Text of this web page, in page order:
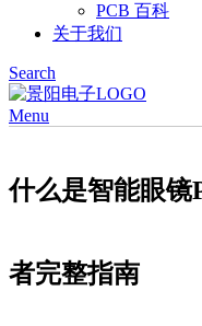
PCB 百科
关于我们
Search
Menu
什么是智能眼镜
者完整指南